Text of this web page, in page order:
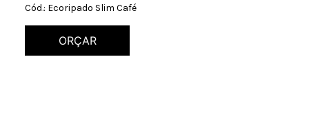
Cód.: Ecoripado Slim Café
ORÇAR